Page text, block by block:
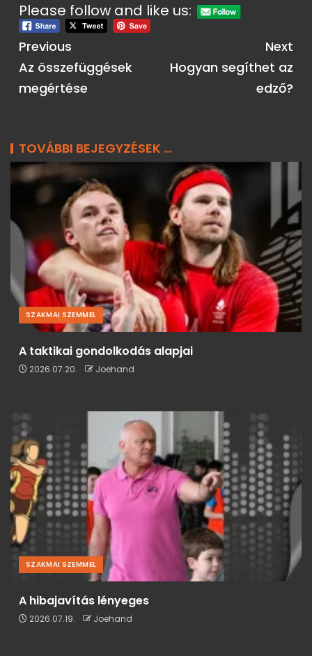
Please follow and like us:
Previous
Az összefüggések
megértése
Next
Hogyan segíthet az
edző?
TOVÁBBI BEJEGYZÉSEK ...
SZAKMAI SZEMMEL
A taktikai gondolkodás alapjai
2026.07.20. Joehand
SZAKMAI SZEMMEL
A hibajavítás lényeges
2026.07.19. Joehand